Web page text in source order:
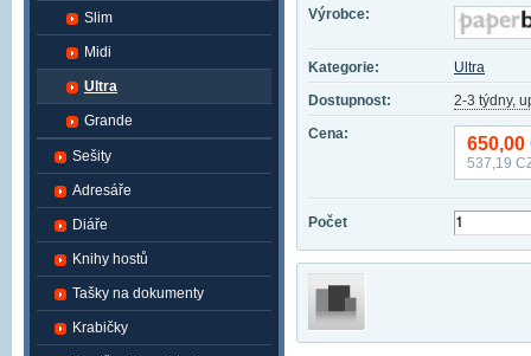
Výrobce:
Kategorie:
Ultra
Dostupnost:
2-3 týdny,
Cena:
650,00
537,19
Počet
Slim
Midi
Ultra
Grande
Sešity
Adresáře
Diáře
Knihy hostů
Tašky na dokumenty
Krabičky